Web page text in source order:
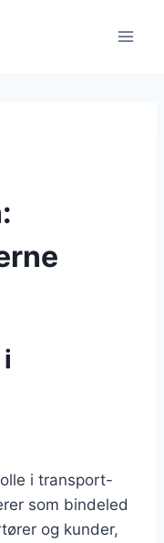
i transport-
som bindeled
og kunder,